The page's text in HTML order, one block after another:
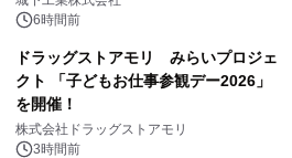
ぐっと豊かに
6時間前
ドラッグストアモリ みらいプロジェ
クト 「子どもお仕事参観デー2026」
を開催！
株式会社ドラッグストアモリ
3時間前